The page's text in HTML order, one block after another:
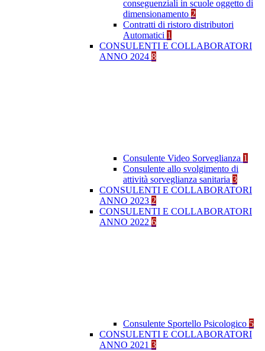
conseguenziali in scuole oggetto di
dimensionamento 2
Contratti di ristoro distributori
Automatici 1
CONSULENTI E COLLABORATORI
ANNO 2024 8
Consulente Video Sorveglianza 1
Consulente allo svolgimento di
attività sorveglianza sanitaria 3
CONSULENTI E COLLABORATORI
ANNO 2023 2
CONSULENTI E COLLABORATORI
ANNO 2022 6
Consulente Sportello Psicologico 5
CONSULENTI E COLLABORATORI
ANNO 2021 3